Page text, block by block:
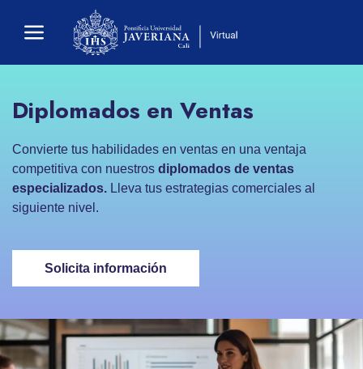
Diplomados en Ventas
Convierte tus habilidades en ventas en una ventaja
competitiva con nuestros diplomados de ventas
especializados. Lleva tus estrategias comerciales al
siguiente nivel.
Solicita información